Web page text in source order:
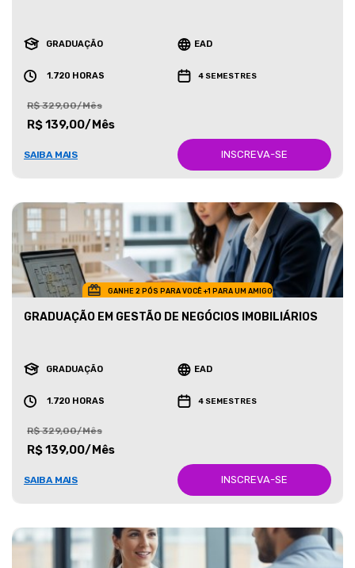
GRADUAÇÃO EAD
1.720 HORAS 4 SEMESTRES
R$ 329,00/Mês
R$ 139,00/Mês
SAIBA MAIS INSCREVA-SE
GANHE 2 PÓS PARA VOCÊ +1 PARA UM AMIGO
GRADUAÇÃO EM GESTÃO DE NEGÓCIOS IMOBILIÁRIOS
GRADUAÇÃO EAD
1.720 HORAS 4 SEMESTRES
R$ 329,00/Mês
R$ 139,00/Mês
SAIBA MAIS INSCREVA-SE